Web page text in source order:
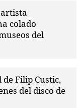
colado
del
Filip Custic,
del disco de